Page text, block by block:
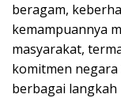
beragam,
kemampuannya
masyarakat,
komitmen
berbagai